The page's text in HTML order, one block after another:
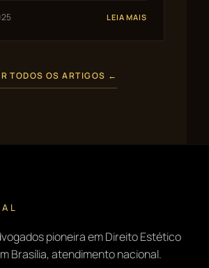
LEIA MAIS
TODOS OS ARTIGOS ←
pioneira em Direito Estético
Brasília, atendimento nacional.